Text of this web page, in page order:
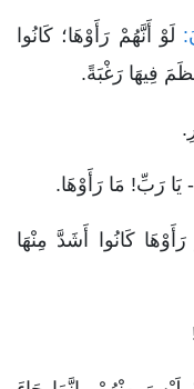
لَوْ أَنَّهُمْ رَأَوْهَا؛ كَانُوا
فِيهَا رَغْبَةً.
يَا رَبِّ! مَا رَأَوْهَا.
رَأَوْهَا كَانُوا أَشَدَّ مِنْهَا